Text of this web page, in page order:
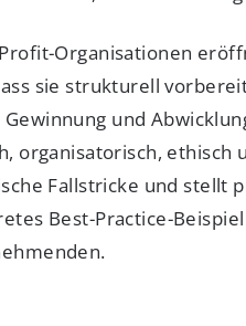
Organisationen
sie strukturell
Gewinnung und
organisatorisch, ethisch
Fallstricke und stellt
Best-Practice-